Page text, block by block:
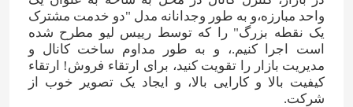
واحد مبارزه،و به طور وجدانانه مدل "دو خدمت مشترک
یک نقطه بزرگ" را که توسط رییس لیو مطرح شده
است اجرا کنیم.، و به طور مداوم ساخت کانال و
مدیریت بازار را تقویت کنید، برای ارتقاء فروش! ارتقاء
کیفیت بالا و کارایی بالا، و ایجاد یک تصویر خوب از
شرکت.